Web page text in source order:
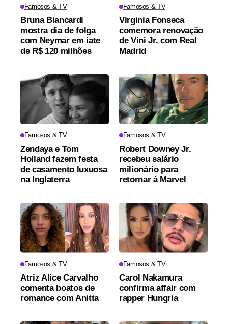
Famosos & TV
Bruna Biancardi
mostra dia de folga
com Neymar em iate
de R$ 120 milhões
Famosos & TV
Virginia Fonseca
comemora renovação
de Vini Jr. com Real
Madrid
Famosos & TV
Zendaya e Tom
Holland fazem festa
de casamento luxuosa
na Inglaterra
Famosos & TV
Robert Downey Jr.
recebeu salário
milionário para
retornar à Marvel
Famosos & TV
Atriz Alice Carvalho
comenta boatos de
romance com Anitta
Famosos & TV
Carol Nakamura
confirma affair com
rapper Hungria